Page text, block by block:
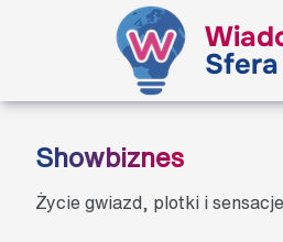
Sfera
Showbiznes
Życie gwiazd, plotki i sensacje.